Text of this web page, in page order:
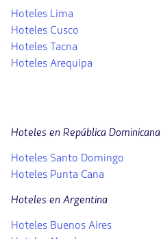
Hoteles Lima
Hoteles Cusco
Hoteles Tacna
Hoteles Arequipa
Hoteles en República Dominicana
Hoteles Santo Domingo
Hoteles Punta Cana
Hoteles en Argentina
Hoteles Buenos Aires